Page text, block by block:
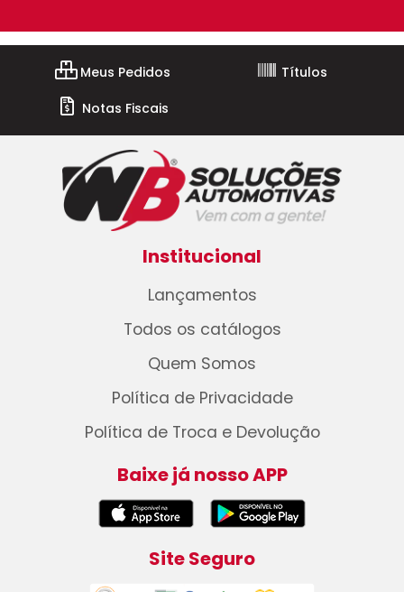
Meus Pedidos
Títulos
Notas Fiscais
Institucional
Lançamentos
Todos os catálogos
Quem Somos
Política de Privacidade
Política de Troca e Devolução
Baixe já nosso APP
Site Seguro